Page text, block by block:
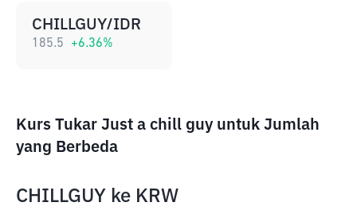
CHILLGUY/IDR
185.5 +6.36%
Kurs Tukar Just a chill guy untuk Jumlah
yang Berbeda
CHILLGUY ke KRW